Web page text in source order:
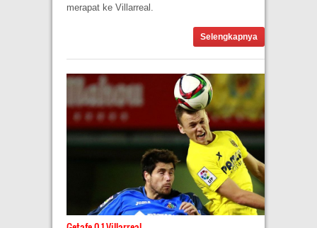
merapat ke Villarreal.
Selengkapnya